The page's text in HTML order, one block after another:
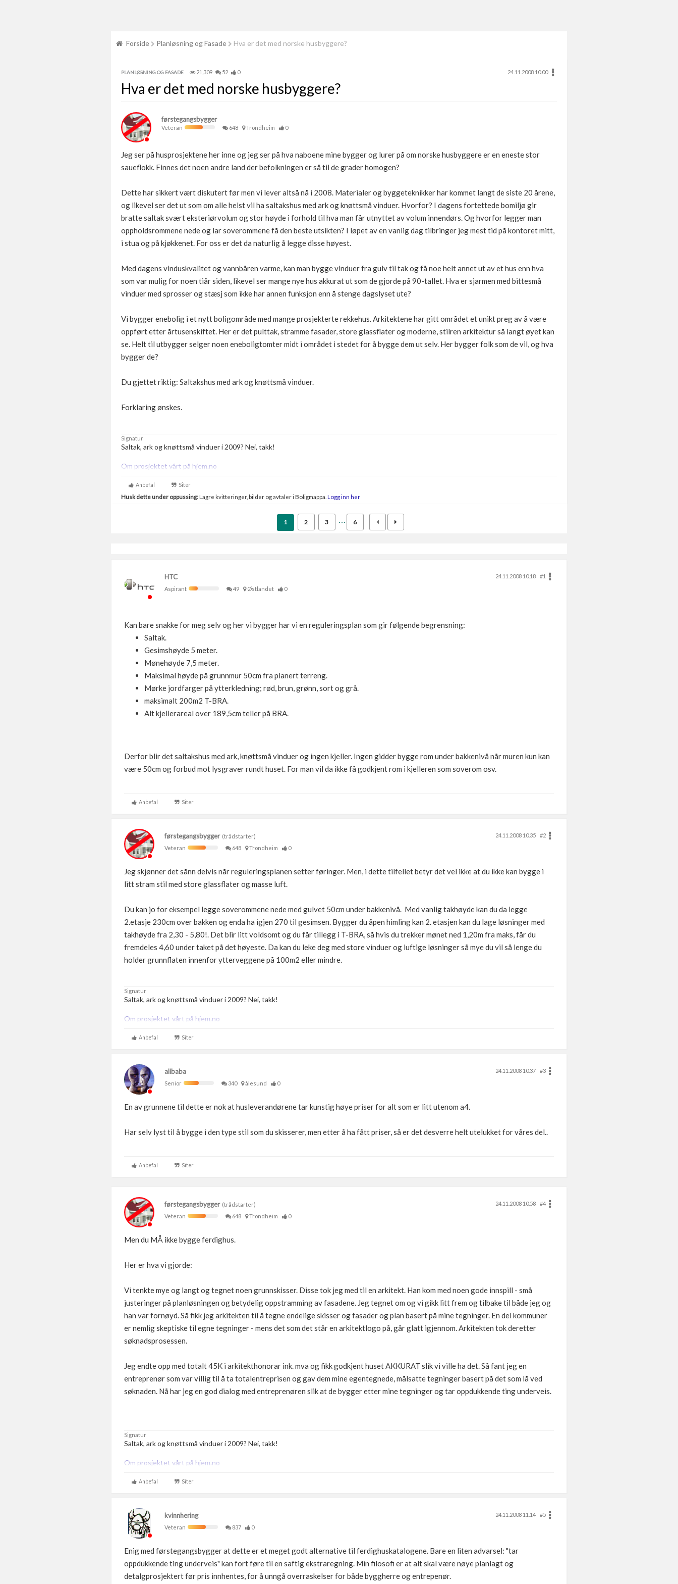
Forside Planløsning og Fasade Hva er det med norske husbyggere?
PLANLØSNING OG FASADE 21,309 52 0 24.11.2008 10.00
Hva er det med norske husbyggere?
førstegangsbygger
Veteran 648 Trondheim 0
Jeg ser på husprosjektene her inne og jeg ser på hva naboene mine bygger og lurer på om norske husbyggere er en eneste stor
saueflokk. Finnes det noen andre land der befolkningen er så til de grader homogen?
Dette har sikkert vært diskutert før men vi lever altså nå i 2008. Materialer og byggeteknikker har kommet langt de siste 20 årene,
og likevel ser det ut som om alle helst vil ha saltakshus med ark og knøttsmå vinduer. Hvorfor? I dagens fortettede bomiljø gir
bratte saltak svært eksteriørvolum og stor høyde i forhold til hva man får utnyttet av volum innendørs. Og hvorfor legger man
oppholdsrommene nede og lar soverommene få den beste utsikten? I løpet av en vanlig dag tilbringer jeg mest tid på kontoret mitt,
i stua og på kjøkkenet. For oss er det da naturlig å legge disse høyest.
Med dagens vinduskvalitet og vannbåren varme, kan man bygge vinduer fra gulv til tak og få noe helt annet ut av et hus enn hva
som var mulig for noen tiår siden, likevel ser mange nye hus akkurat ut som de gjorde på 90-tallet. Hva er sjarmen med bittesmå
vinduer med sprosser og stæsj som ikke har annen funksjon enn å stenge dagslyset ute?
Vi bygger enebolig i et nytt boligområde med mange prosjekterte rekkehus. Arkitektene har gitt området et unikt preg av å være
oppført etter årtusenskiftet. Her er det pulttak, stramme fasader, store glassflater og moderne, stilren arkitektur så langt øyet kan
se. Helt til utbygger selger noen eneboligtomter midt i området i stedet for å bygge dem ut selv. Her bygger folk som de vil, og hva
bygger de?
Du gjettet riktig: Saltakshus med ark og knøttsmå vinduer.
Forklaring ønskes.
Signatur
Saltak, ark og knøttsmå vinduer i 2009? Nei, takk!
Om prosjektet vårt på hjem.no
Anbefal Siter
Husk dette under oppussing:Lagre kvitteringer, bilder og avtaler i Boligmappa. Logg inn her
1 2 3 6
HTC 24.11.2008 10.18
#1
Aspirant
49 Østlandet 0
Kan bare snakke for meg selv og her vi bygger har vi en reguleringsplan som gir følgende begrensning:
Saltak.
Gesimshøyde 5 meter.
Mønehøyde 7,5 meter.
Maksimal høyde på grunnmur 50cm fra planert terreng.
Mørke jordfarger på ytterkledning; rød, brun, grønn, sort og grå.
maksimalt 200m2 T-BRA.
Alt kjellerareal over 189,5cm teller på BRA.
Derfor blir det saltakshus med ark, knøttsmå vinduer og ingen kjeller. Ingen gidder bygge rom under bakkenivå når muren kun kan
være 50cm og forbud mot lysgraver rundt huset. For man vil da ikke få godkjent rom i kjelleren som soverom osv.
Anbefal Siter
førstegangsbygger(trådstarter) 24.11.2008 10.35
#2
Veteran
648 Trondheim 0
Jeg skjønner det sånn delvis når reguleringsplanen setter føringer. Men, i dette tilfellet betyr det vel ikke at du ikke kan bygge i
litt stram stil med store glassflater og masse luft.
Du kan jo for eksempel legge soverommene nede med gulvet 50cm under bakkenivå. Med vanlig takhøyde kan du da legge
2.etasje 230cm over bakken og enda ha igjen 270 til gesimsen. Bygger du åpen himling kan 2. etasjen kan du lage løsninger med
takhøyde fra 2,30 - 5,80!. Det blir litt voldsomt og du får tillegg i T-BRA, så hvis du trekker mønet ned 1,20m fra maks, får du
fremdeles 4,60 under taket på det høyeste. Da kan du leke deg med store vinduer og luftige løsninger så mye du vil så lenge du
holder grunnflaten innenfor ytterveggene på 100m2 eller mindre.
Signatur
Saltak, ark og knøttsmå vinduer i 2009? Nei, takk!
Om prosjektet vårt på hjem.no
Anbefal Siter
alibaba 24.11.2008 10.37
#3
Senior
340 ålesund 0
En av grunnene til dette er nok at husleverandørene tar kunstig høye priser for alt som er litt utenom a4.
Har selv lyst til å bygge i den type stil som du skisserer, men etter å ha fått priser, så er det desverre helt utelukket for våres del..
Anbefal Siter
førstegangsbygger(trådstarter) 24.11.2008 10.58
#4
Veteran
648 Trondheim 0
Men du MÅ ikke bygge ferdighus.
Her er hva vi gjorde:
Vi tenkte mye og langt og tegnet noen grunnskisser. Disse tok jeg med til en arkitekt. Han kom med noen gode innspill - små
justeringer på planløsningen og betydelig oppstramming av fasadene. Jeg tegnet om og vi gikk litt frem og tilbake til både jeg og
han var fornøyd. Så fikk jeg arkitekten til å tegne endelige skisser og fasader og plan basert på mine tegninger. En del kommuner
er nemlig skeptiske til egne tegninger - mens det som det står en arkitektlogo på, går glatt igjennom. Arkitekten tok deretter
søknadsprosessen.
Jeg endte opp med totalt 45K i arkitekthonorar ink. mva og fikk godkjent huset AKKURAT slik vi ville ha det. Så fant jeg en
entreprenør som var villig til å ta totalentreprisen og gav dem mine egentegnede, målsatte tegninger basert på det som lå ved
søknaden. Nå har jeg en god dialog med entreprenøren slik at de bygger etter mine tegninger og tar oppdukkende ting underveis.
Signatur
Saltak, ark og knøttsmå vinduer i 2009? Nei, takk!
Om prosjektet vårt på hjem.no
Anbefal Siter
kvinnhering 24.11.2008 11.14
#5
Veteran
837 0
Enig med førstegangsbygger at dette er et meget godt alternative til ferdighuskatalogene. Bare en liten advarsel: "tar
oppdukkende ting underveis" kan fort føre til en saftig ekstraregning. Min filosofi er at alt skal være nøye planlagt og
detalgprosjektert før pris innhentes, for å unngå overraskelser for både byggherre og entrepenør.